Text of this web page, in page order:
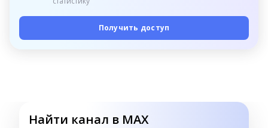
Получить доступ
Найти канал в MAX